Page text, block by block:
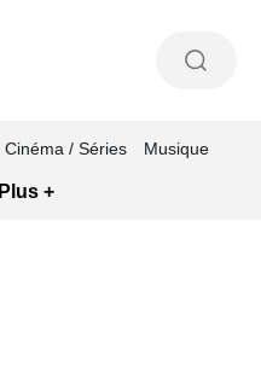
Cinéma / Séries Musique
Plus +